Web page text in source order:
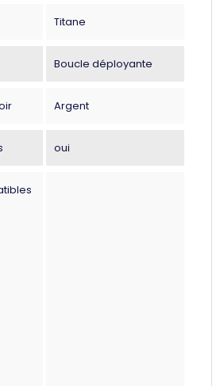
Titane
Boucle déployante
Argent
oui